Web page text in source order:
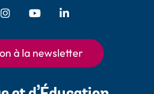
- Chiens Guides Paris
Instagram - Chiens Guides
Youtube - Chiens
Paris
à la newsletter